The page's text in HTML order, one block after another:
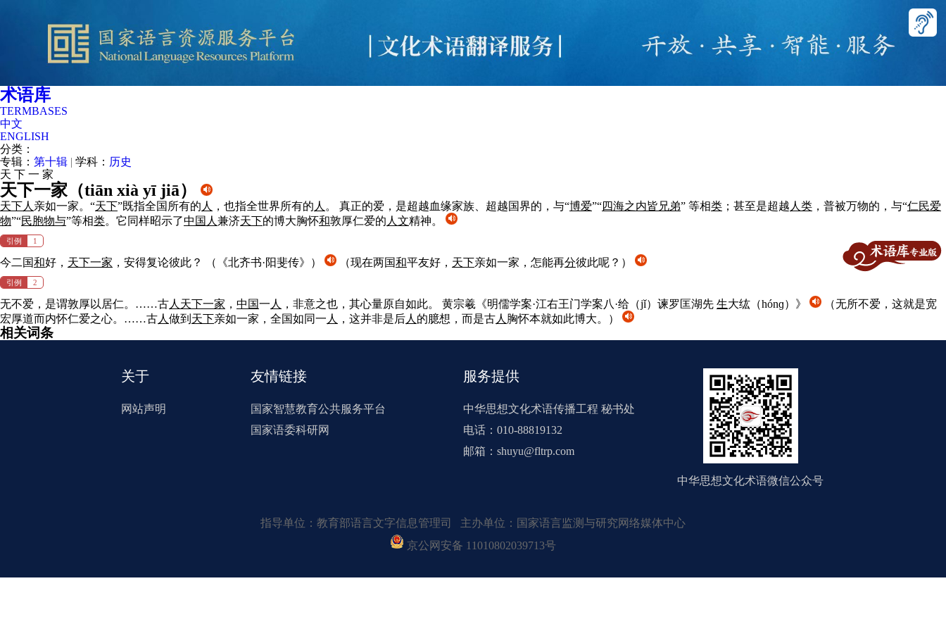
术语库
TERMBASES
中文
ENGLISH
分类：
专辑： 第十辑 | 学科： 历史
天 下 一 家
天下一家（tiān xià yī jiā）
天下人 亲如一家。“天下”既指全国所有的 人 ，也指全世界所有的 人 。 真正的爱，是超越血缘家族、超越国界的，与“博爱”“四海之内皆兄弟” 等相类 ；甚至是超越 人 类 ，普被万物的，与“仁民爱
物”“民胞物与”等相类。它同样昭示了中国 人 兼济天下的博大胸怀和敦厚仁爱的 人 文精神。
引例 1
今二国和好， 天下一家 ，安得复论彼此？ （《北齐书·阳斐传》） （现在两国和平友好， 天下亲如一家，怎能再分彼此呢？）
引例 2
无不爱，是谓敦厚以居仁。……古人 天下一家 ， 中国一 人 ，非意之也，其心量原自如此。 黄宗羲《明儒学案·江右王门学案八·给（jǐ）谏罗匡湖先 生大纮（hónɡ）》
（无所不爱，这就是宽
宏厚道而内怀仁爱之心。……古人 做到 天下亲如一家，全国如同一 人 ，这并非是后人 的臆想，而是古人 胸怀本就如此博大。）
相关词条
关于
网站声明
友情链接
国家智慧教育公共服务平台
国家语委科研网
服务提供
中华思想文化术语传播工程 秘书处
电话：010-88819132
邮箱：shuyu@fltrp.com
中华思想文化术语微信公众号
指导单位：教育部语言文字信息管理司 主办单位：国家语言监测与研究网络媒体中心
京公网安备 11010802039713号